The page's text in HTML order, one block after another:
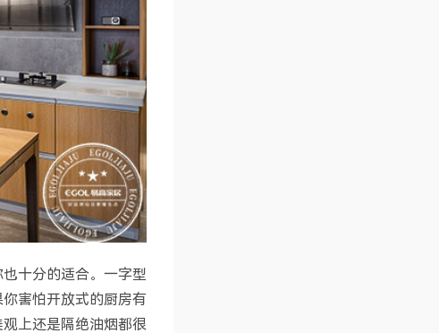
十分的适合。一字型
害怕开放式的厨房有
上还是隔绝油烟都很